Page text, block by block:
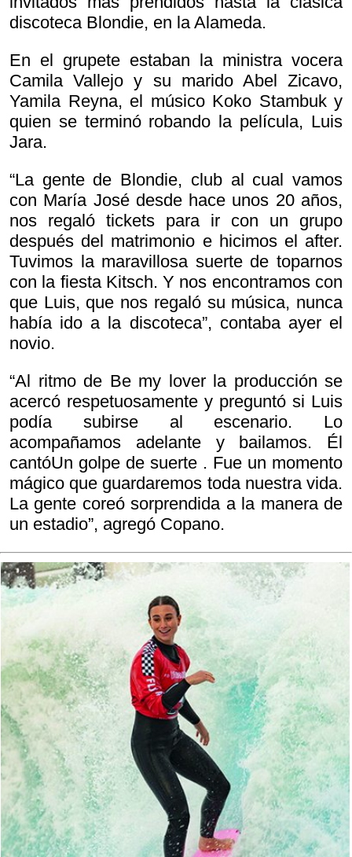
discoteca Blondie, en la Alameda.
En el grupete estaban la ministra vocera
Camila Vallejo y su marido Abel Zicavo,
Yamila Reyna, el músico Koko Stambuk y
quien se terminó robando la película, Luis
Jara.
“La gente de Blondie, club al cual vamos
con María José desde hace unos 20 años,
nos regaló tickets para ir con un grupo
después del matrimonio e hicimos el after.
Tuvimos la maravillosa suerte de toparnos
con la fiesta Kitsch. Y nos encontramos con
que Luis, que nos regaló su música, nunca
había ido a la discoteca”, contaba ayer el
novio.
“Al ritmo de Be my lover la producción se
acercó respetuosamente y preguntó si Luis
podía subirse al escenario. Lo
acompañamos adelante y bailamos. Él
cantóUn golpe de suerte . Fue un momento
mágico que guardaremos toda nuestra vida.
La gente coreó sorprendida a la manera de
un estadio”, agregó Copano.